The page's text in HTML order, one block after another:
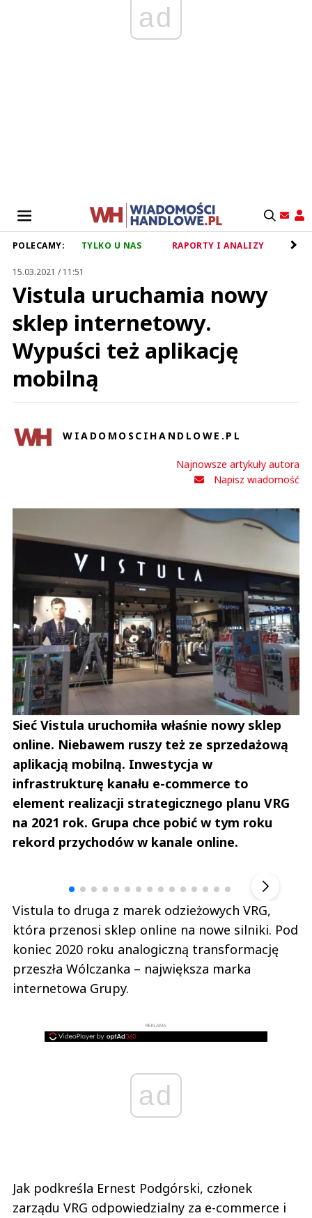
ad
POLECAMY: TYLKO U NAS RAPORTY I ANALIZY
15.03.2021 / 11:51
Vistula uruchamia nowy
sklep internetowy.
Wypuści też aplikację
mobilną
WIADOMOSCIHANDLOWE.PL
Najnowsze artykuły autora
Napisz wiadomość
Sieć Vistula uruchomiła właśnie nowy sklep
online. Niebawem ruszy też ze sprzedażową
aplikacją mobilną. Inwestycja w
infrastrukturę kanału e-commerce to
element realizacji strategicznego planu VRG
na 2021 rok. Grupa chce pobić w tym roku
rekord przychodów w kanale online.
Vistula to druga z marek odzieżowych VRG,
która przenosi sklep online na nowe silniki. Pod
koniec 2020 roku analogiczną transformację
przeszła Wólczanka – największa marka
internetowa Grupy.
REKLAMA
ad
Jak podkreśla Ernest Podgórski, członek
zarządu VRG odpowiedzialny za e-commerce i